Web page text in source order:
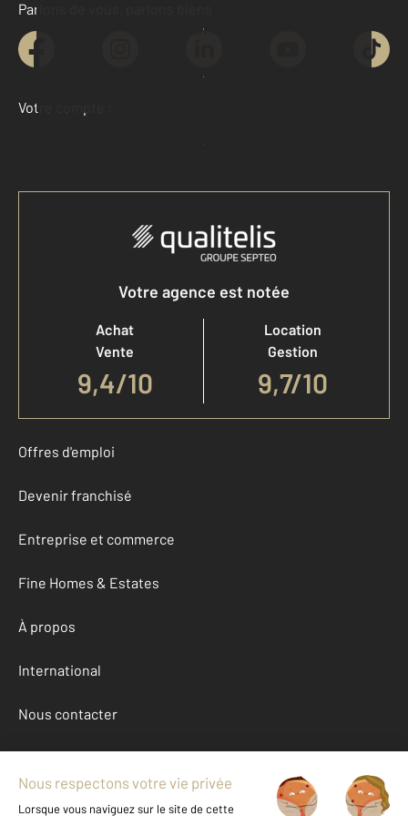
Contacter l'agence
Demander une estimation
Parlons de vous, parlons biens
Votre compte :
Accéder à mon compte
Votre agence est notée
Achat
Vente
9,4/10
Location
Gestion
9,7/10
Offres d'emploi
Devenir franchisé
Entreprise et commerce
Fine Homes & Estates
À propos
International
Nous contacter
Mentions légales & CGU et Barèmes d'honoraires